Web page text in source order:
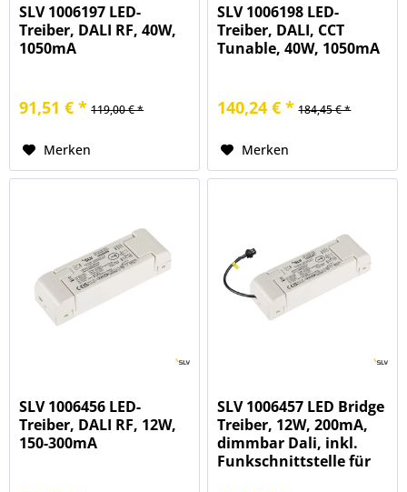
SLV 1006197 LED-
Treiber, DALI RF, 40W,
1050mA
91,51 € * 119,00 € *
Merken
SLV 1006198 LED-
Treiber, DALI, CCT
Tunable, 40W, 1050mA
140,24 € * 184,45 € *
Merken
SLV 1006456 LED-
Treiber, DALI RF, 12W,
150-300mA
SLV 1006457 LED Bridge
Treiber, 12W, 200mA,
dimmbar Dali, inkl.
Funkschnittstelle für